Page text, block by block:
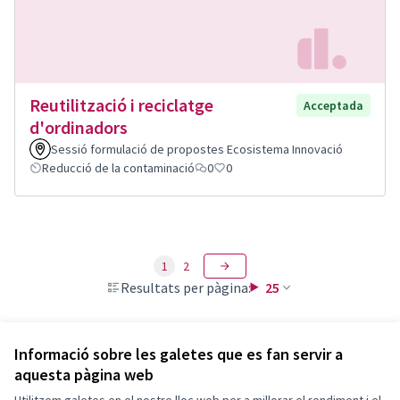
Informació sobre les galetes que es fan servir a
aquesta pàgina web
Reutilització i reciclatge
d'ordinadors
Acceptada
Sessió formulació de propostes Ecosistema Innovació
Reducció de la contaminació
0 0
Resultats per pàgina: 25
1 2
Termes i condicions d'ús
Configuració de les galetes